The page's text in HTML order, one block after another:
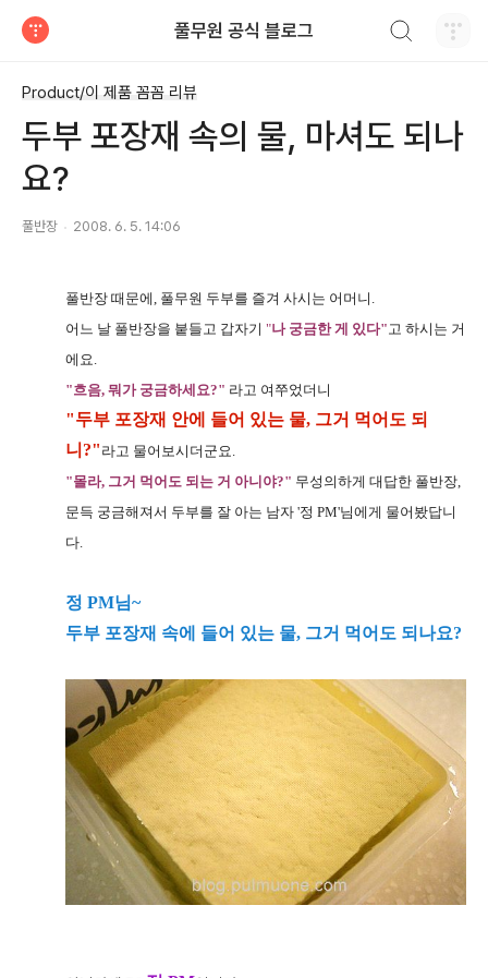
풀무원 공식 블로그
Product/이 제품 꼼꼼 리뷰
두부 포장재 속의 물, 마셔도 되나
요?
풀반장 2008. 6. 5. 14:06
풀반장 때문에, 풀무원 두부를 즐겨 사시는 어머니.
어느 날 풀반장을 붙들고 갑자기 "나 궁금한 게 있다"고 하시는 거
에요.
"흐음, 뭐가 궁금하세요?" 라고 여쭈었더니
"두부 포장재 안에 들어 있는 물, 그거 먹어도 되
니?" 라고 물어보시더군요.
"몰라, 그거 먹어도 되는 거 아니야?" 무성의하게 대답한 풀반장,
문득 궁금해져서 두부를 잘 아는 남자 '정 PM'님에게 물어봤답니
다.
정 PM님~
두부 포장재 속에 들어 있는 물, 그거 먹어도 되나요?